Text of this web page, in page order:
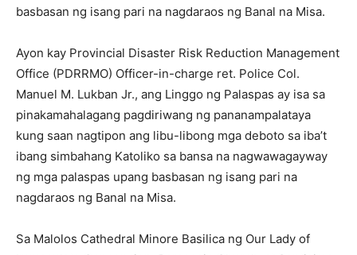
basbasan ng isang pari na nagdaraos ng Banal na Misa.
Ayon kay Provincial Disaster Risk Reduction Management
Office (PDRRMO) Officer-in-charge ret. Police Col.
Manuel M. Lukban Jr., ang Linggo ng Palaspas ay isa sa
pinakamahalagang pagdiriwang ng pananampalataya
kung saan nagtipon ang libu-libong mga deboto sa iba’t
ibang simbahang Katoliko sa bansa na nagwawagayway
ng mga palaspas upang basbasan ng isang pari na
nagdaraos ng Banal na Misa.
Sa Malolos Cathedral Minore Basilica ng Our Lady of